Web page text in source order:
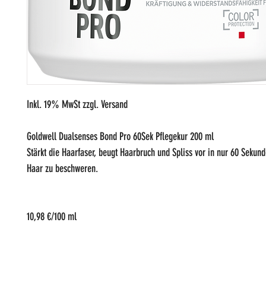
Inkl. 19% MwSt zzgl. Versand
Goldwell Dualsenses Bond Pro 60Sek Pflegekur 200 ml
Stärkt die Haarfaser, beugt Haarbruch und Spliss vor in nur 60
Haar zu beschweren.
10,98 €/100 ml